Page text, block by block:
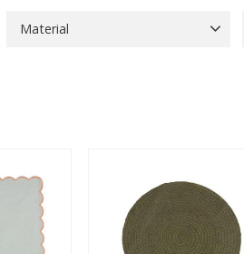
Material